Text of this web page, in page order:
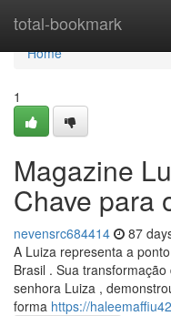
total-bookmark
Home
Home
1
Magazine
Chave para
nevensrc684414 87
A Luiza representa a
Brasil . Sua
senhora Luiza ,
forma https://